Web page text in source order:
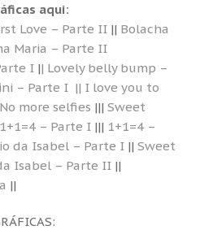
aqui:
Love – Parte II || Bolacha
Maria – Parte II
I || Lovely belly bump –
– Parte I || I love you to
No more selfies ||| Sweet
1+1=4 – Parte I ||| 1+1=4 –
da Isabel – Parte I || Sweet
Isabel – Parte II ||
||